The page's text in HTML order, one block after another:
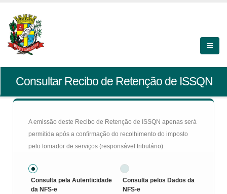
Consultar Recibo de Retenção de ISSQN
A emissão deste Recibo de Retenção de ISSQN apenas será
permitida após a confirmação do recolhimento do imposto
pelo tomador de serviços (responsável tributário).
Consulta pela Autenticidade
da NFS-e
Consulta pelos Dados da
NFS-e